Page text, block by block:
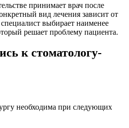
принимает врач после
вид лечения зависит от
выбирает наименее
решает проблему пациента.
к стоматологу-
необходима при следующих